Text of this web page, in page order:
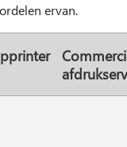
ervan.